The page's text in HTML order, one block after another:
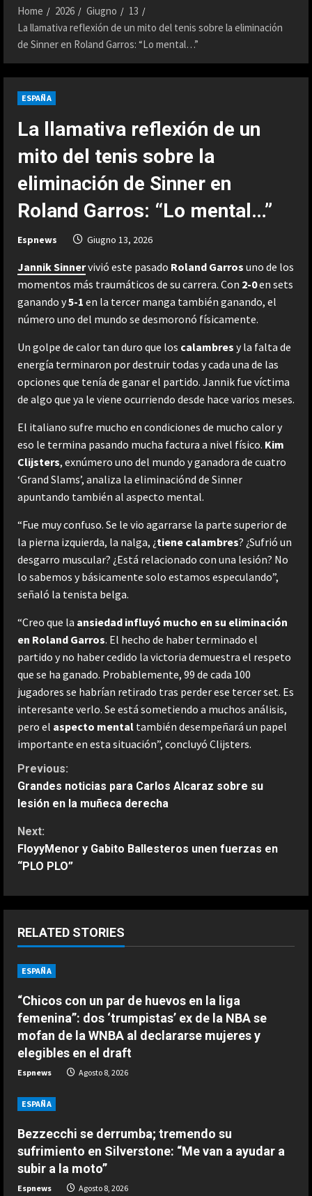
Home 2026 Giugno
13
La llamativa reflexión de un mito del tenis sobre la eliminación
de Sinner en Roland Garros: “Lo mental…”
ESPAÑA
La llamativa reflexión de un
mito del tenis sobre la
eliminación de Sinner en
Roland Garros: “Lo mental…”
Espnews Giugno 13, 2026
Jannik Sinnervivió este pasado Roland Garros uno de los
momentos más traumáticos de su carrera. Con 2-0en sets
ganando y5-1 en la tercer manga también ganando, el
número uno del mundo se desmoronó físicamente.
Un golpe de calor tan duro que los calambres y la falta de
energía terminaron por destruir todas y cada una de las
opciones que tenía de ganar el partido. Jannik fue víctima
de algo que ya le viene ocurriendo desde hace varios meses.
El italiano sufre mucho en condiciones de mucho calor y
eso le termina pasando mucha factura a nivel físico. Kim
Clijsters, exnúmero uno del mundo y ganadora de cuatro
‘Grand Slams’, analiza la eliminaciónd de Sinner
apuntando también al aspecto mental.
“Fue muy confuso. Se le vio agarrarse la parte superior de
la pierna izquierda, la nalga, ¿tiene calambres? ¿Sufrió un
desgarro muscular? ¿Está relacionado con una lesión? No
lo sabemos y básicamente solo estamos especulando”,
señaló la tenista belga.
“Creo que la ansiedad influyó mucho en su eliminación
en Roland Garros. El hecho de haber terminado el
partido y no haber cedido la victoria demuestra el respeto
que se ha ganado. Probablemente, 99 de cada 100
jugadores se habrían retirado tras perder ese tercer set. Es
interesante verlo. Se está sometiendo a muchos análisis,
pero el aspecto mental también desempeñará un papel
importante en esta situación”, concluyó Clijsters.
C
o
n
t
i
u
e
R
e
a
d
i
n
g
Previous:
Grandes noticias para Carlos Alcaraz sobre su
lesión en la muñeca derecha
Next:
FloyyMenor y Gabito Ballesteros unen fuerzas en
“PLO PLO”
RELATED STORIES
ESPAÑA
“Chicos con un par de huevos en la liga
femenina”: dos ‘trumpistas’ ex de la NBA se
mofan de la WNBA al declararse mujeres y
elegibles en el draft
Espnews Agosto 8, 2026
ESPAÑA
Bezzecchi se derrumba; tremendo su
sufrimiento en Silverstone: “Me van a ayudar a
subir a la moto”
Espnews Agosto 8, 2026
2
ESPAÑA
Bezzecchi se derrumba; tremendo
su sufrimiento en Silverstone: “Me
van a ayudar a subir a la moto”
3
Alonso: “En enero, nos dimos
cuenta…”
ESPAÑA